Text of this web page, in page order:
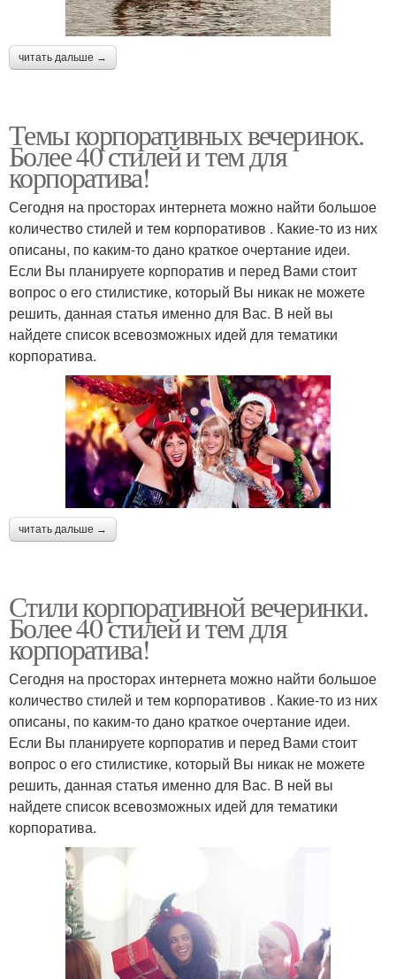
читать дальше →
Темы корпоративных вечеринок.
Более 40 стилей и тем для
корпоратива!
Сегодня на просторах интернета можно найти большое
количество стилей и тем корпоративов . Какие-то из них
описаны, по каким-то дано краткое очертание идеи.
Если Вы планируете корпоратив и перед Вами стоит
вопрос о его стилистике, который Вы никак не можете
решить, данная статья именно для Вас. В ней вы
найдете список всевозможных идей для тематики
корпоратива.
читать дальше →
Стили корпоративной вечеринки.
Более 40 стилей и тем для
корпоратива!
Сегодня на просторах интернета можно найти большое
количество стилей и тем корпоративов . Какие-то из них
описаны, по каким-то дано краткое очертание идеи.
Если Вы планируете корпоратив и перед Вами стоит
вопрос о его стилистике, который Вы никак не можете
решить, данная статья именно для Вас. В ней вы
найдете список всевозможных идей для тематики
корпоратива.